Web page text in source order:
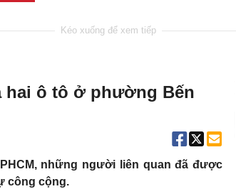
hai ô tô ở phường Bến
những người liên quan đã được
công cộng.